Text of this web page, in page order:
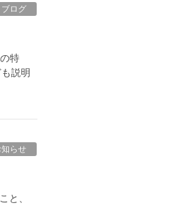
ブログ
特
説明
知らせ
と、